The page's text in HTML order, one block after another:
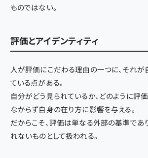
ものではない。
評価とアイデンティティ
人が評価にこだわる理由の一つに、それ
ている点がある。
自分がどう見られているか、どのように評
なからず自身の在り方に影響を与える。
だからこそ、評価は単なる外部の基準であ
れないものとして扱われる。